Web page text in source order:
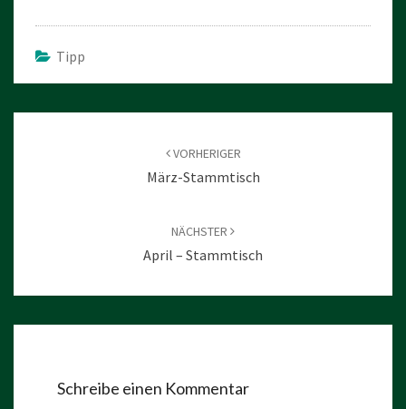
Tipp
VORHERIGER
März-Stammtisch
NÄCHSTER
April – Stammtisch
Schreibe einen Kommentar